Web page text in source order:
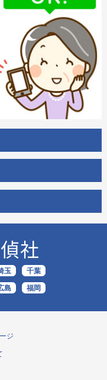
社
玉 千葉
島 福岡
ジ